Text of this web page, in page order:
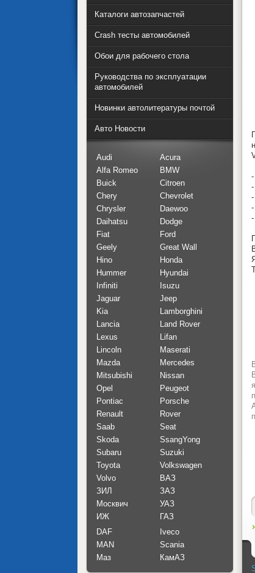
Каталоги автозапчастей
Crash тесты автомобилей
Обои для рабочего стола
Руководства по эксплуатации
автомобилей
Новинки автолитературы почтой
Авто Новости
Audi
Acura
Alfa Romeo
BMW
Buick
Citroen
Chery
Chevrolet
Chrysler
Daewoo
Daihatsu
Dodge
Fiat
Ford
Geely
Great Wall
Hino
Honda
Hummer
Hyundai
Infiniti
Isuzu
Jaguar
Jeep
Kia
Lamborghini
Lancia
Land Rover
Lexus
Lifan
Lincoln
Maserati
Mazda
Mercedes
Mitsubishi
Nissan
Opel
Peugeot
Pontiac
Porsche
Renault
Rover
Saab
Seat
Skoda
SsangYong
Subaru
Suzuki
Toyota
Volkswagen
Volvo
ВАЗ
ЗИЛ
ЗАЗ
Москвич
УАЗ
ИЖ
ГАЗ
DAF
Iveco
MAN
Scania
Маз
КамАЗ